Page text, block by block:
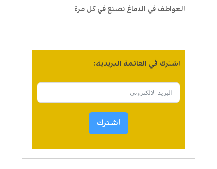
العواطف في الدماغ تصنع في كل مرة
اشترك في القائمة البريدية:
اشترك